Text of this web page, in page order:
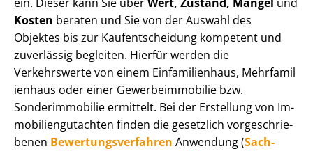
Kosten beraten und Sie von der Auswahl des
Objektes bis zur Kauf­ent­schei­dung kompetent und
zuverlässig begleiten. Hierfür werden die
Verkehrswerte von einem Einfamilienhaus, Mehr­fa­mi­l
i­en­haus oder einer Ge­wer­be­im­mo­bi­lie bzw.
Sonderimmobilie ermittelt. Bei der Erstellung von Im­
mo­bi­li­en­gut­ach­ten finden die gesetzlich vor­ge­schrie­
be­nen Be­wer­tungs­ver­fah­ren Anwendung (Sach­